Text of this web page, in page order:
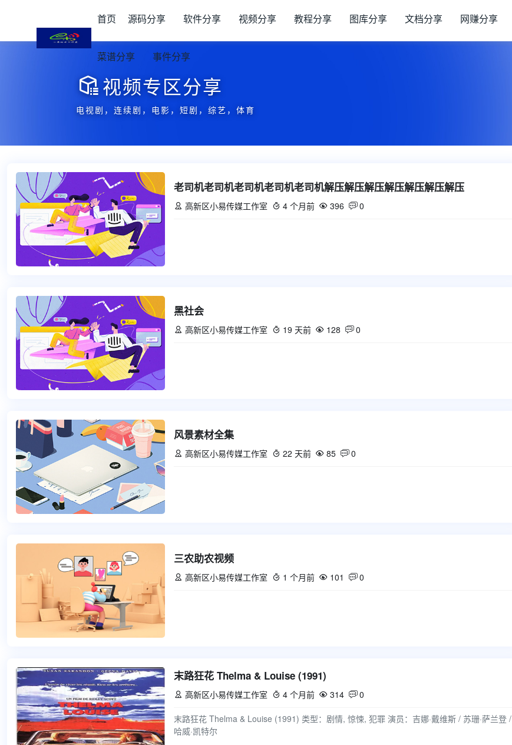
首页 源码分享 软件分享 视频分享 教程分享 图库分享 文档分享 网赚分享
菜谱分享 事件分享
视频专区分享
电视剧，连续剧，电影，短剧，综艺，体育
老司机老司机老司机老司机老司机解压解压解压解压解压解压解压
 高新区小易传媒工作室  4 个月前  396  0
黑社会
 高新区小易传媒工作室  19 天前  128  0
风景素材全集
 高新区小易传媒工作室  22 天前  85  0
三农助农视频
 高新区小易传媒工作室  1 个月前  101  0
末路狂花 Thelma & Louise (1991)
 高新区小易传媒工作室  4 个月前  314  0
末路狂花 Thelma & Louise (1991) 类型：剧情, 惊悚, 犯罪 演员：吉娜·戴维斯 / 苏珊·萨兰登 /
哈威·凯特尔